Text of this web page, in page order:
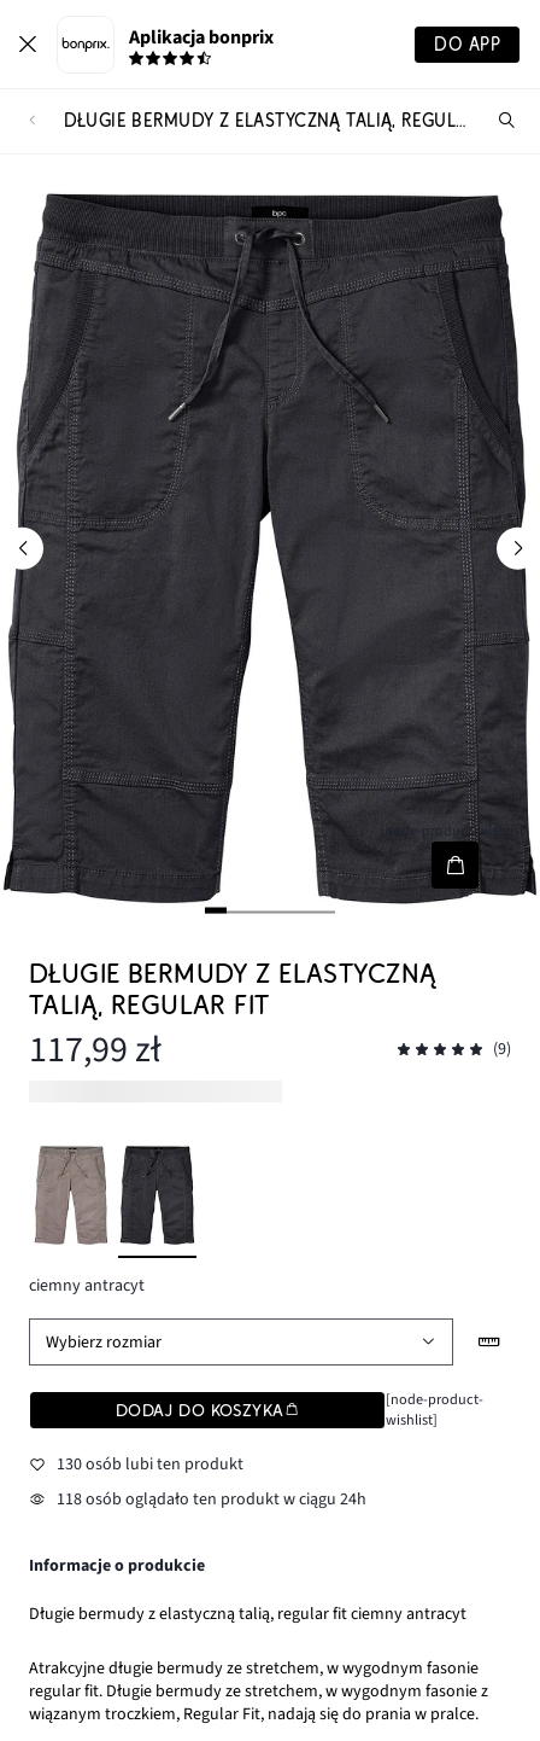
Aplikacja bonprix DO APP
DŁUGIE BERMUDY Z ELASTYCZNĄ TALIĄ, REGULAR FIT
[node-product-wishlist]
DŁUGIE BERMUDY Z ELASTYCZNĄ
TALIĄ, REGULAR FIT
117,99 zł (9)
ciemny antracyt
Wybierz rozmiar
DODAJ DO KOSZYKA
[node-product-
wishlist]
130 osób lubi ten produkt
118 osób oglądało ten produkt w ciągu 24h
Informacje o produkcie
Długie bermudy z elastyczną talią, regular fit ciemny antracyt
Atrakcyjne długie bermudy ze stretchem, w wygodnym fasonie
regular fit. Długie bermudy ze stretchem, w wygodnym fasonie z
wiązanym troczkiem, Regular Fit, nadają się do prania w pralce.